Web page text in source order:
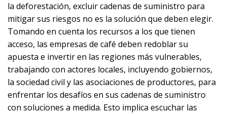
la deforestación, excluir cadenas de suministro para
mitigar sus riesgos no es la solución que deben elegir.
Tomando en cuenta los recursos a los que tienen
acceso, las empresas de café deben redoblar su
apuesta e invertir en las regiones más vulnerables,
trabajando con actores locales, incluyendo gobiernos,
la sociedad civil y las asociaciones de productores, para
enfrentar los desafíos en sus cadenas de suministro
con soluciones a medida. Esto implica escuchar las